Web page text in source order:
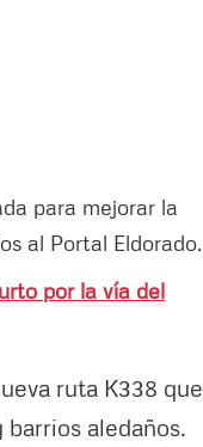
para mejorar la
al Portal Eldorado.
por la vía del
ruta K338 que
aledaños.